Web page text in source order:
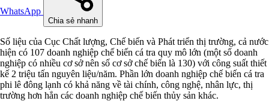
WhatsApp
Chia sẻ nhanh
Số liệu của Cục Chất lượng, Chế biến và Phát triển thị trường, cả nước
hiện có 107 doanh nghiệp chế biến cá tra quy mô lớn (một số doanh
nghiệp có nhiều cơ sở nên số cơ sở chế biến là 130) với công suất thiết
kế 2 triệu tấn nguyên liệu/năm. Phần lớn doanh nghiệp chế biến cá tra
phi lê đông lạnh có khả năng về tài chính, công nghệ, nhân lực, thị
trường hơn hẳn các doanh nghiệp chế biến thủy sản khác.